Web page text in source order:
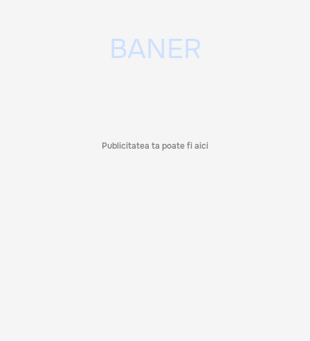
Publicitatea ta poate fi aici